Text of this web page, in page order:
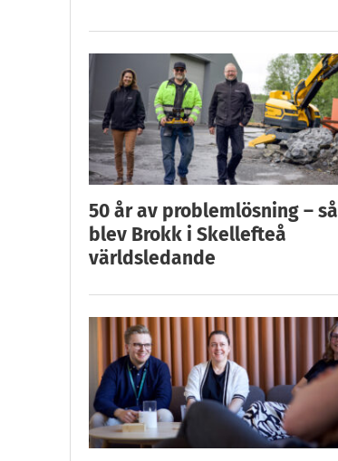
50 år av problemlösning – så
blev Brokk i Skellefteå
världsledande